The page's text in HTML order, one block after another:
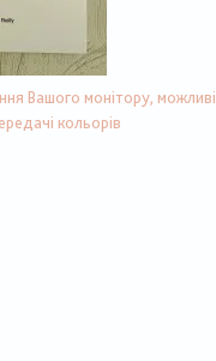
Вашого монітору, можливі
кольорів